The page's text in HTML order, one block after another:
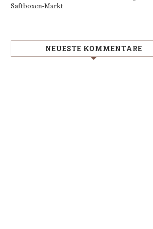
Saftboxen-Markt
NEUESTE KOMMENTARE